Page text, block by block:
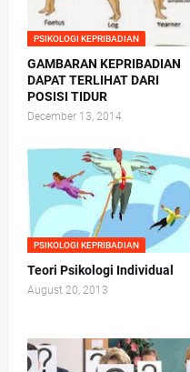
PSIKOLOGI KEPRIBADIAN
GAMBARAN KEPRIBADIAN
DAPAT TERLIHAT DARI
POSISI TIDUR
December 13, 2014
PSIKOLOGI KEPRIBADIAN
Teori Psikologi Individual
August 20, 2013